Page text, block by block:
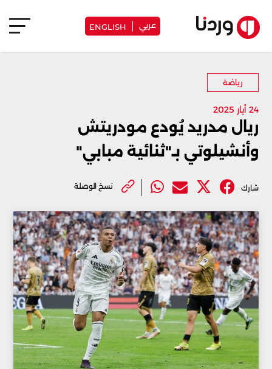
عربي ENGLISH
رياضة
24 أيار 2025
ريال مدريد يُودع مودريتش
وأنشيلوتي بـ"ثنائية مبابي"
شارك نسخ الوصلة